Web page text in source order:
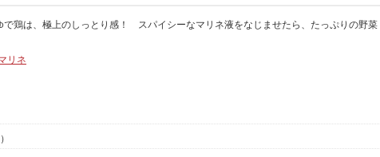
で鶏は、極上のしっとり感！ スパイシーなマリネ液をなじませたら、たっぷりの野菜